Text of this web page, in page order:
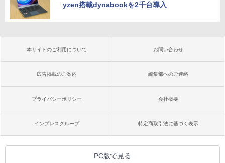
yzen搭載dynabookを2千台導入
本サイトのご利用について お問い合わせ
広告掲載のご案内 編集部へのご連絡
プライバシーポリシー 会社概要
インプレスグループ 特定商取引法に基づく表示
PC版で見る